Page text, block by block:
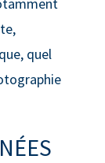
quel